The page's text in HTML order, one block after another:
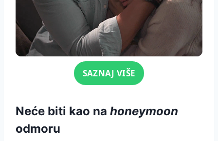
Click for soundSAZNAJ VIŠE
Neće biti kao na honeymoon
odmoru